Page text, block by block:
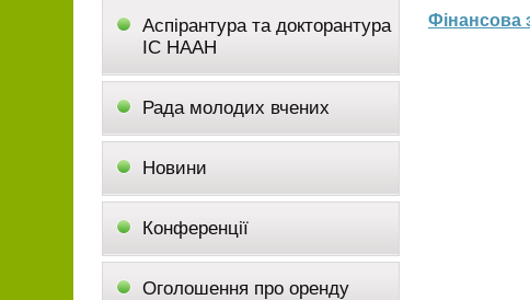
Аспірантура та докторантура
ІС НААН
Рада молодих вчених
Новини
Конференції
Оголошення про оренду
Фінансова